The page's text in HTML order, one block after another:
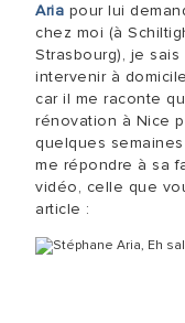
Aria pour lui
chez moi (à
Strasbourg), je sais
intervenir à
car il me raconte
rénovation à Nice
quelques
me répondre à sa
vidéo, celle que
article :